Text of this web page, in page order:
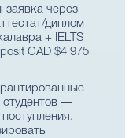
заявка через
диплом +
+ IELTS
CAD $4 975
студентов —